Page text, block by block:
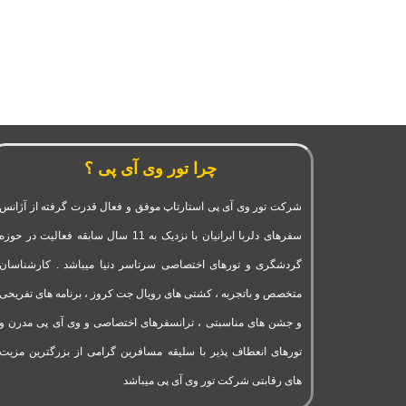
چرا تور وی آی پی ؟
شرکت تور وی آی پی استارتاپ موفق و فعال قدرت گرفته از آژانس
سفرهای دلربا ایرانیان با نزدیک به 11 سال سابقه فعالیت در حوزه
گردشگری و تورهای اختصاصی سرتاسر دنیا میباشد . کارشناسان
متخصص و باتجربه ، کشتی های رویال جت کروز ، برنامه های تفریحی
و جشن های مناسبتی ، ترانسفرهای اختصاصی و وی آی پی مدرن و
تورهای انعطاف پذیر با سلیقه مسافرین گرامی از بزرگترین مزیت
های رقابتی شرکت تور وی آی پی میباشد